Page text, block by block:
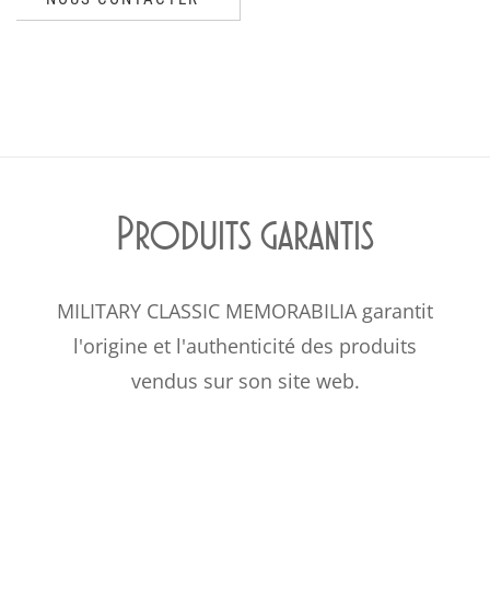
Produits garantis
MILITARY CLASSIC MEMORABILIA garantit
l'origine et l'authenticité des produits
vendus sur son site web.